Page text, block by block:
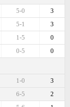
3
5-0
3
5-1
0
1-5
0
0-5
3
1-0
2
6-5